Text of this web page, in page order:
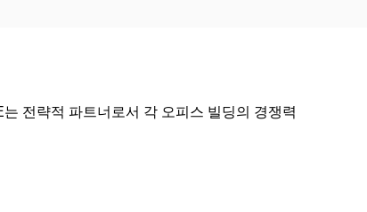
전략적 파트너로서 각 오피스 빌딩의 경쟁력